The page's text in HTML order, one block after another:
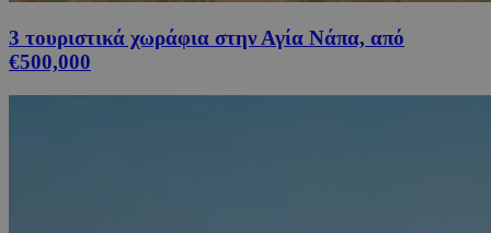
3 τουριστικά χωράφια στην Αγία Νάπα, από
€500,000